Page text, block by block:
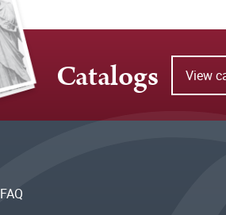
Catalogs View
FAQ